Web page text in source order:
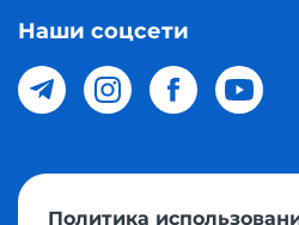
Наши соцсети
© 2026 Meest Shopping
Политика